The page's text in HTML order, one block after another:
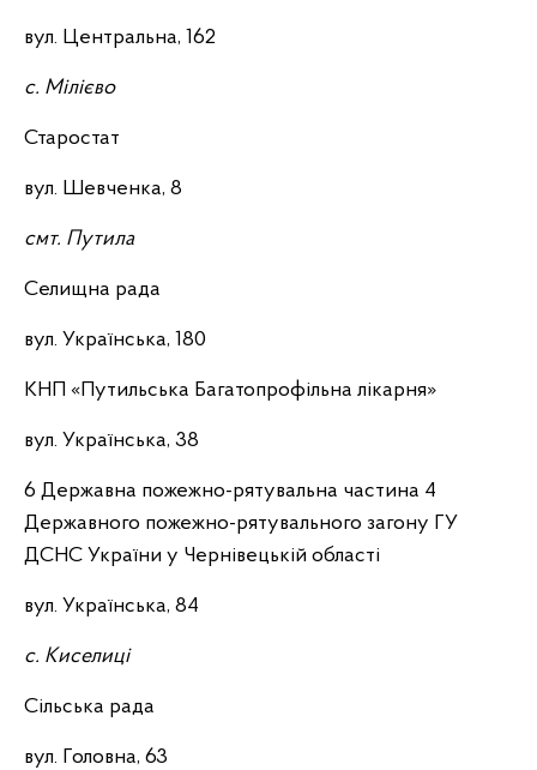
вул. Центральна, 162
с. Мілієво
Старостат
вул. Шевченка, 8
смт. Путила
Селищна рада
вул. Українська, 180
КНП «Путильська Багатопрофільна лікарня»
вул. Українська, 38
6 Державна пожежно-рятувальна частина 4
Державного пожежно-рятувального загону ГУ
ДСНС України у Чернівецькій області
вул. Українська, 84
с. Киселиці
Сільська рада
вул. Головна, 63